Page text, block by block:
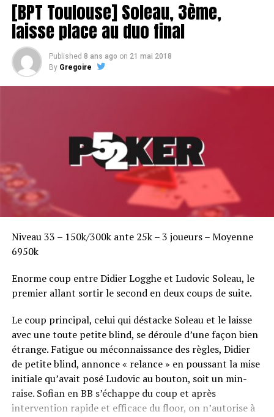
[BPT Toulouse] Soleau, 3ème,
laisse place au duo final
Published 8 ans ago on 21 mai 2018
By Gregoire
Niveau 33 – 150k/300k ante 25k – 3 joueurs – Moyenne
6950k
Enorme coup entre Didier Logghe et Ludovic Soleau, le
premier allant sortir le second en deux coups de suite.
Le coup principal, celui qui déstacke Soleau et le laisse
avec une toute petite blind, se déroule d’une façon bien
étrange. Fatigue ou méconnaissance des règles, Didier
de petite blind, annonce « relance » en poussant la mise
initiale qu’avait posé Ludovic au bouton, soit un min-
raise. Sofian en BB s’échappe du coup et après
intervention rapide et efficace du floor, on n’autorise à